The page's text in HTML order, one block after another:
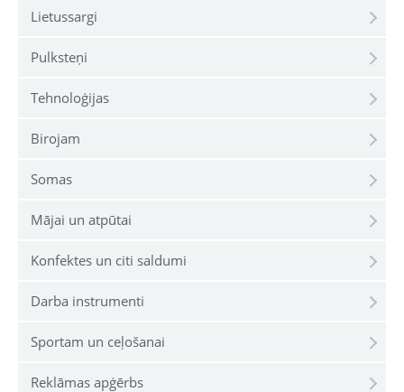
Lietussargi
Pulksteņi
Tehnoloģijas
Birojam
Somas
Mājai un atpūtai
Konfektes un citi saldumi
Darba instrumenti
Sportam un ceļošanai
Reklāmas apģērbs